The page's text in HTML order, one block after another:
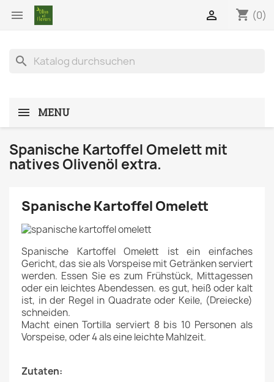
 shopping_cart (0)

search
MENU
Spanische Kartoffel Omelett mit
natives Olivenöl extra.
Spanische Kartoffel Omelett
Spanische Kartoffel Omelett ist ein einfaches
Gericht, das sie als Vorspeise mit Getränken serviert
werden. Essen Sie es zum Frühstück, Mittagessen
oder ein leichtes Abendessen. es gut, heiß oder kalt
ist, in der Regel in Quadrate oder Keile, (Dreiecke)
schneiden.
Macht einen Tortilla serviert 8 bis 10 Personen als
Vorspeise, oder 4 als eine leichte Mahlzeit.
Zutaten: